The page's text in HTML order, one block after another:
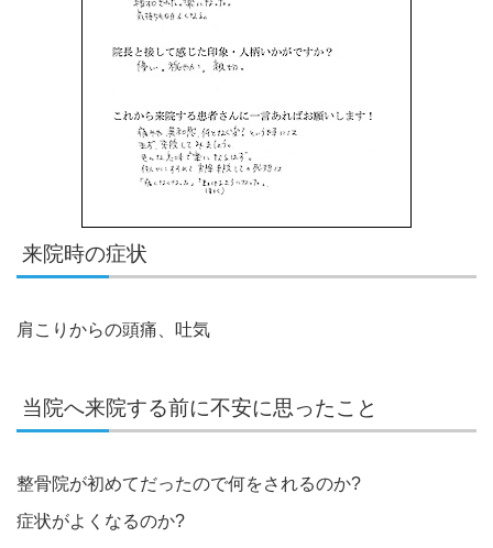
来院時の症状
肩こりからの頭痛、吐気
当院へ来院する前に不安に思ったこと
整骨院が初めてだったので何をされるのか?
症状がよくなるのか?